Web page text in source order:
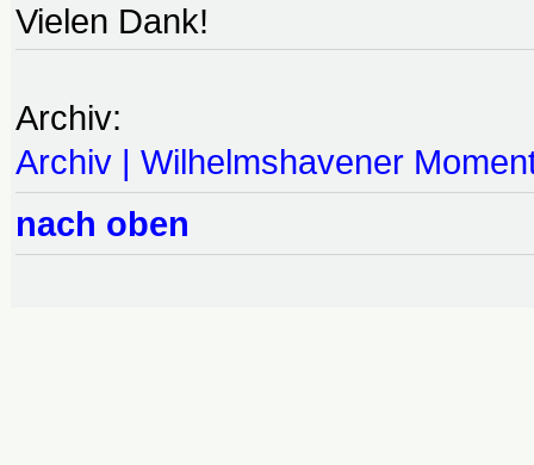
Vielen Dank!
Archiv:
Archiv | Wilhelmshavener
nach oben